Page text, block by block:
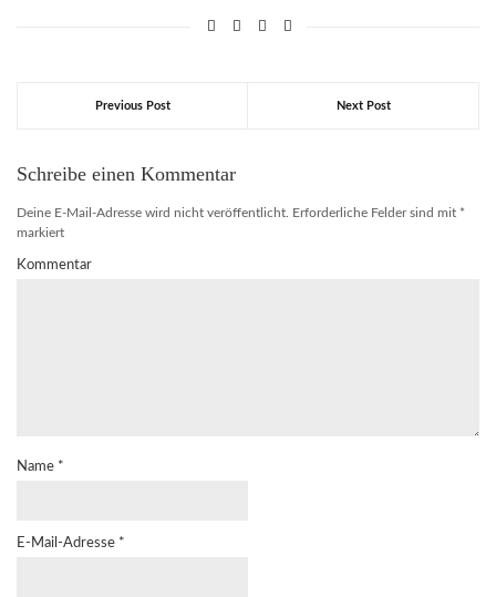
Previous Post Next Post
Schreibe einen Kommentar
Deine E-Mail-Adresse wird nicht veröffentlicht. Erforderliche Felder sind mit *
markiert
Kommentar
Name *
E-Mail-Adresse *